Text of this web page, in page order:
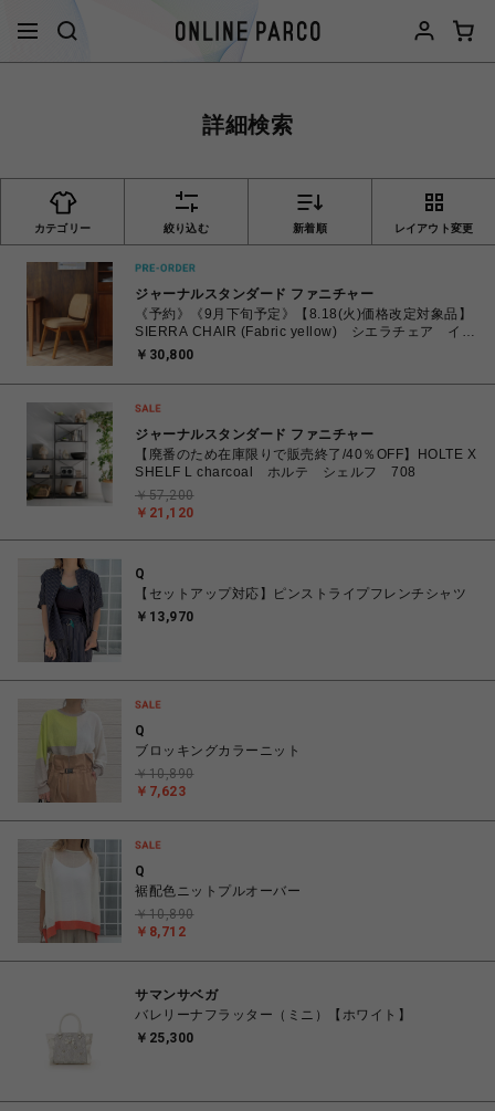
詳細検索
カテゴリー 絞り込む 新着順 レイアウト変更
ジャーナルスタンダード ファニチャー
《予約》《9月下旬予定》【8.18(火)価格改定対象品】
SIERRA CHAIR (Fabric yellow) シエラチェア イエ
ロー 704
￥30,800
ジャーナルスタンダード ファニチャー
【廃番のため在庫限りで販売終了/40％OFF】HOLTE X
SHELF L charcoal ホルテ シェルフ 708
￥21,120
￥57,200
Q
【セットアップ対応】ピンストライプフレンチシャツ
￥13,970
Q
ブロッキングカラーニット
￥7,623
￥10,890
Q
裾配色ニットプルオーバー
￥8,712
￥10,890
サマンサベガ
バレリーナフラッター（ミニ）【ホワイト】
￥25,300